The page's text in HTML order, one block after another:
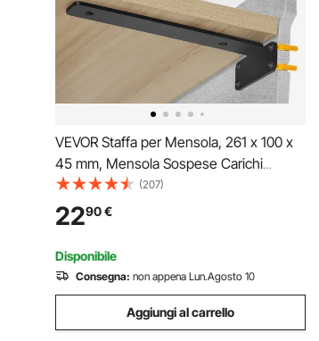
VEVOR Staffa per Mensola, 261 x 100 x
45 mm, Mensola Sospese Carichi
Pesanti, Staffa per Mensola a L, Opaca
Spessa 5 mm, Staffe Mensola in Acciaio
con Capacità di Carico di 72,6 kg, Nero,
6 Pezzi
(207)
2290€
Disponibile
Consegna: non appena Lun.Agosto 10
Aggiungi al carrello